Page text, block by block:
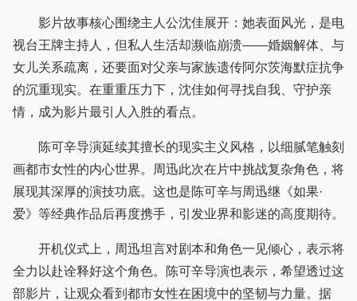
影片故事核心围绕主人公沈佳展开：她表面风光，是电
视台王牌主持人，但私人生活却濒临崩溃——婚姻解体、与
女儿关系疏离，还要面对父亲与家族遗传阿尔茨海默症抗争
的沉重现实。在重重压力下，沈佳如何寻找自我、守护亲
情，成为影片最引人入胜的看点。
陈可辛导演延续其擅长的现实主义风格，以细腻笔触刻
画都市女性的内心世界。周迅此次在片中挑战复杂角色，将
展现其深厚的演技功底。这也是陈可辛与周迅继《如果·
爱》等经典作品后再度携手，引发业界和影迷的高度期待。
开机仪式上，周迅坦言对剧本和角色一见倾心，表示将
全力以赴诠释好这个角色。陈可辛导演也表示，希望透过这
部影片，让观众看到都市女性在困境中的坚韧与力量。据